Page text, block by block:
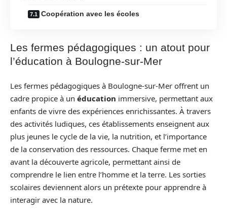
Coopération avec les écoles
Les fermes pédagogiques : un atout pour
l’éducation à Boulogne-sur-Mer
Les fermes pédagogiques à Boulogne-sur-Mer offrent un
cadre propice à un éducation immersive, permettant aux
enfants de vivre des expériences enrichissantes. À travers
des activités ludiques, ces établissements enseignent aux
plus jeunes le cycle de la vie, la nutrition, et l’importance
de la conservation des ressources. Chaque ferme met en
avant la découverte agricole, permettant ainsi de
comprendre le lien entre l’homme et la terre. Les sorties
scolaires deviennent alors un prétexte pour apprendre à
interagir avec la nature.